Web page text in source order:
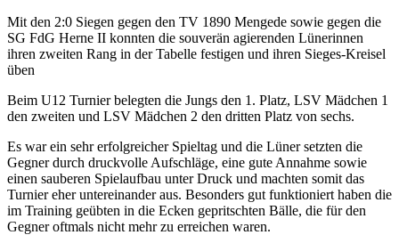
Mit den 2:0 Siegen gegen den TV 1890 Mengede sowie gegen die
SG FdG Herne II konnten die souverän agierenden Lünerinnen
ihren zweiten Rang in der Tabelle festigen und ihren Sieges-Kreisel
üben
Beim U12 Turnier belegten die Jungs den 1. Platz, LSV Mädchen 1
den zweiten und LSV Mädchen 2 den dritten Platz von sechs.
Es war ein sehr erfolgreicher Spieltag und die Lüner setzten die
Gegner durch druckvolle Aufschläge, eine gute Annahme sowie
einen sauberen Spielaufbau unter Druck und machten somit das
Turnier eher untereinander aus. Besonders gut funktioniert haben die
im Training geübten in die Ecken gepritschten Bälle, die für den
Gegner oftmals nicht mehr zu erreichen waren.